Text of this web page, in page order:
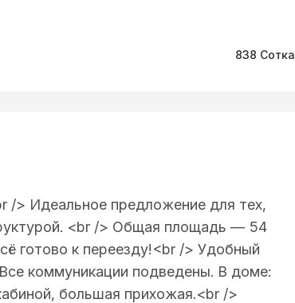
838 Сотка
> Идеальное предложение для тех,
<br /> Общая площадь — 54
готово к переезду!<br /> Удобный
коммуникации подведены. В доме:
большая прихожая.<br />